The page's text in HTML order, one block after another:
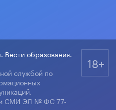
образования.
службой по
СМИ ЭЛ № ФС 77-
18+